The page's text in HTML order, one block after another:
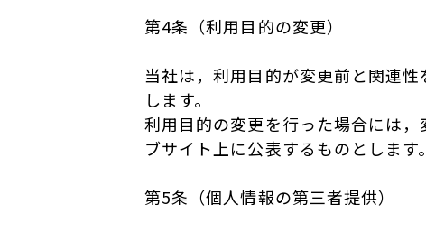
第4条（利用目的の変更）
当社は，利用目的が変更前と関連
します。
利用目的の変更を行った場合には
ブサイト上に公表するものとします。
第5条（個人情報の第三者提供）